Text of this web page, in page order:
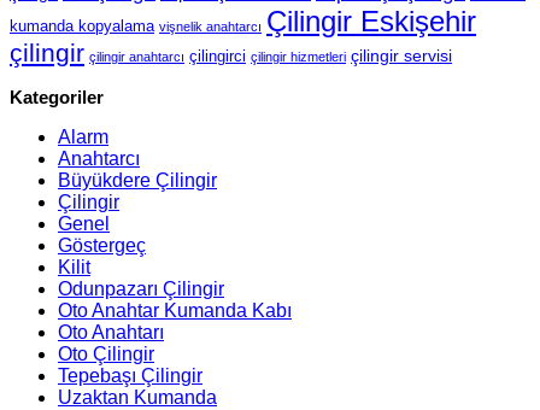
kumanda kopyalama vişnelik anahtarcı Çilingir Eskişehir
çilingir çilingir anahtarcı çilingirci çilingir hizmetleri çilingir servisi
Kategoriler
Alarm
Anahtarcı
Büyükdere Çilingir
Çilingir
Genel
Göstergeç
Kilit
Odunpazarı Çilingir
Oto Anahtar Kumanda Kabı
Oto Anahtarı
Oto Çilingir
Tepebaşı Çilingir
Uzaktan Kumanda